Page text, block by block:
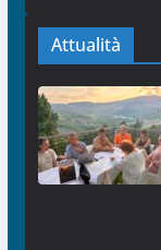
Attualità